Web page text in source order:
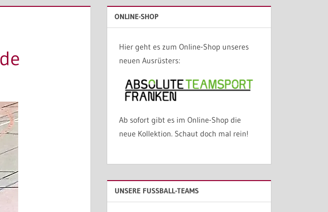
ONLINE-SHOP
Hier geht es zum Online-Shop unseres
neuen Ausrüsters:
Ab sofort gibt es im Online-Shop die
neue Kollektion. Schaut doch mal rein!
UNSERE FUSSBALL-TEAMS